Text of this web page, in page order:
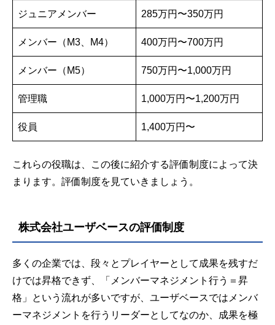
ジュニアメンバー 285万円〜350万円
メンバー（M3、M4） 400万円〜700万円
メンバー（M5） 750万円〜1,000万円
管理職 1,000万円〜1,200万円
役員 1,400万円〜
これらの役職は、この後に紹介する評価制度によって決
まります。評価制度を見ていきましょう。
株式会社ユーザベースの評価制度
多くの企業では、段々とプレイヤーとして成果を残すだ
けでは昇格できず、「メンバーマネジメント行う＝昇
格」という流れが多いですが、ユーザベースではメンバ
ーマネジメントを行うリーダーとしてなのか、成果を極